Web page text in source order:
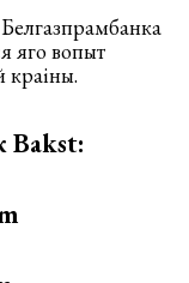
яго вопыт
Bakst: